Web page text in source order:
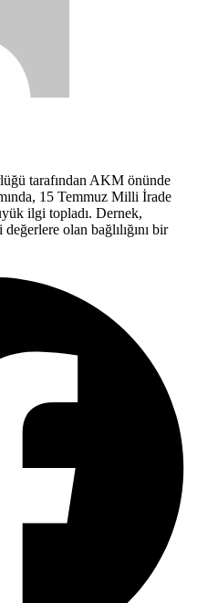
tarafından AKM önünde
15 Temmuz Milli İrade
ilgi topladı. Dernek,
olan bağlılığını bir